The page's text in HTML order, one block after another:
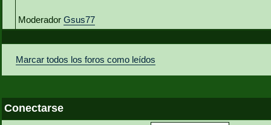
Moderador Gsus77
Marcar todos los foros como leídos
Conectarse